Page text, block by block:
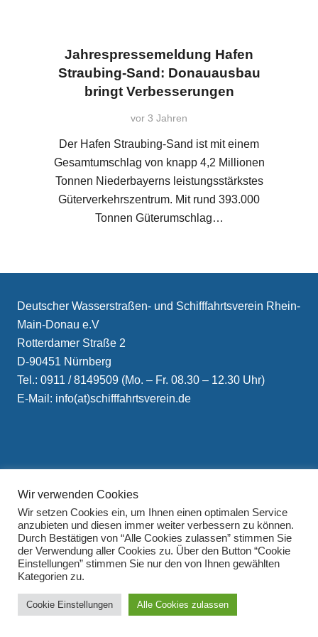
Jahrespressemeldung Hafen
Straubing-Sand: Donauausbau
bringt Verbesserungen
vor 3 Jahren
Der Hafen Straubing-Sand ist mit einem
Gesamtumschlag von knapp 4,2 Millionen
Tonnen Niederbayerns leistungsstärkstes
Güterverkehrszentrum. Mit rund 393.000
Tonnen Güterumschlag…
Deutscher Wasserstraßen- und Schifffahrtsverein Rhein-
Main-Donau e.V
Rotterdamer Straße 2
D-90451 Nürnberg
Tel.: 0911 / 8149509 (Mo. – Fr. 08.30 – 12.30 Uhr)
E-Mail: info(at)schifffahrtsverein.de
Impressum
Datenschutzerklärung
Wir verwenden Cookies
Wir setzen Cookies ein, um Ihnen einen optimalen Service
anzubieten und diesen immer weiter verbessern zu können.
Durch Bestätigen von “Alle Cookies zulassen” stimmen Sie
der Verwendung aller Cookies zu. Über den Button “Cookie
Einstellungen” stimmen Sie nur den von Ihnen gewählten
Kategorien zu.
Cookie Einstellungen Alle Cookies zulassen